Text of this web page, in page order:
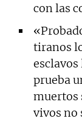
con las
tiranos
esclavos
prueba
muertos
vivos no